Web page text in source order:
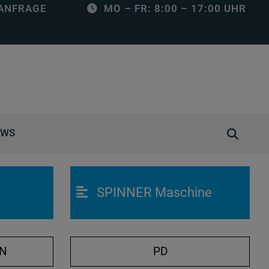
MO – FR: 8:00 – 17:00 UHR
c
ö
f
SPINNER Maschine
PD